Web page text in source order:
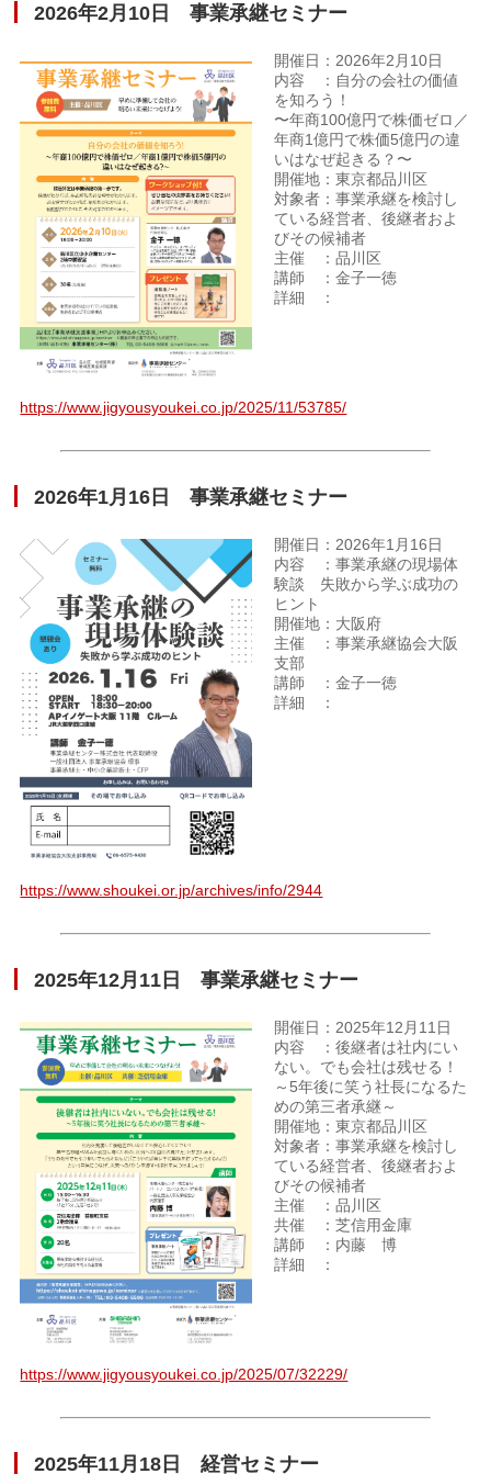
2026年2月10日 事業承継セミナー
開催日：2026年2月10日
内容 ：自分の会社の価値
を知ろう！
〜年商100億円で株価ゼロ／
年商1億円で株価5億円の違
いはなぜ起きる？〜
開催地：東京都品川区
対象者：事業承継を検討し
ている経営者、後継者およ
びその候補者
主催 ：品川区
講師 ：金子一徳
詳細 ：
https://www.jigyousyoukei.co.jp/2025/11/53785/
2026年1月16日 事業承継セミナー
開催日：2026年1月16日
内容 ：事業承継の現場体
験談 失敗から学ぶ成功の
ヒント
開催地：大阪府
主催 ：事業承継協会大阪
支部
講師 ：金子一徳
詳細 ：
https://www.shoukei.or.jp/archives/info/2944
2025年12月11日 事業承継セミナー
開催日：2025年12月11日
内容 ：後継者は社内にい
ない。でも会社は残せる！
～5年後に笑う社長になるた
めの第三者承継～
開催地：東京都品川区
対象者：事業承継を検討し
ている経営者、後継者およ
びその候補者
主催 ：品川区
共催 ：芝信用金庫
講師 ：内藤 博
詳細 ：
https://www.jigyousyoukei.co.jp/2025/07/32229/
2025年11月18日 経営セミナー